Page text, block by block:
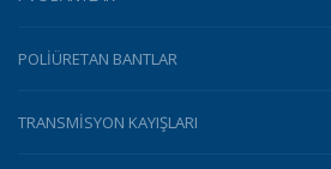
POLIÜRETAN BANTLAR
TRANSMISYON KAYIŞLARI